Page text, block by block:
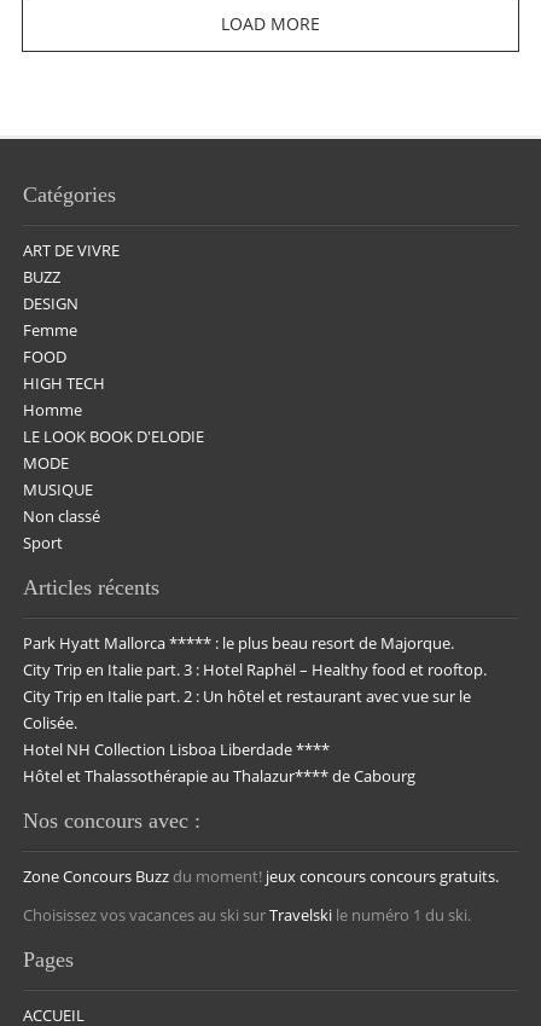
LOAD MORE
Catégories
ART DE VIVRE
BUZZ
DESIGN
Femme
FOOD
HIGH TECH
Homme
LE LOOK BOOK D'ELODIE
MODE
MUSIQUE
Non classé
Sport
Articles récents
Park Hyatt Mallorca ***** : le plus beau resort de Majorque.
City Trip en Italie part. 3 : Hotel Raphël – Healthy food et rooftop.
City Trip en Italie part. 2 : Un hôtel et restaurant avec vue sur le
Colisée.
Hotel NH Collection Lisboa Liberdade ****
Hôtel et Thalassothérapie au Thalazur**** de Cabourg
Nos concours avec :
Zone Concours Buzz du moment! jeux concoursconcours gratuits.
Choisissez vos vacances au ski surTravelski le numéro 1 du ski.
Pages
ACCUEIL